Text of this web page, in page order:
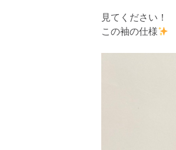
見てください！
この袖の仕様